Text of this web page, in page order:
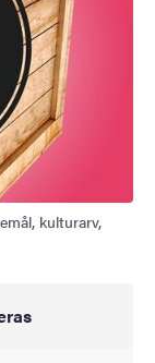
kulturarv,